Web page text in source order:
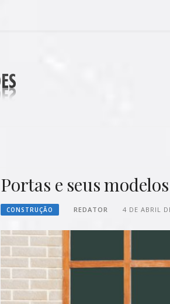
Portas e seus
CONSTRUÇÃO REDATOR 4 DE ABRIL